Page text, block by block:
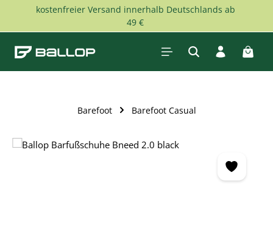
Zum Hauptinhalt springen
kostenfreier Versand innerhalb Deutschlands ab
49 €
Barefoot Barefoot Casual
Bildergalerie überspringen